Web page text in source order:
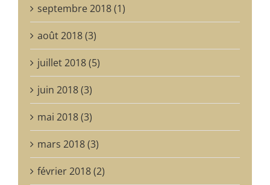
septembre 2018 (1)
août 2018 (3)
juillet 2018 (5)
juin 2018 (3)
mai 2018 (3)
mars 2018 (3)
février 2018 (2)